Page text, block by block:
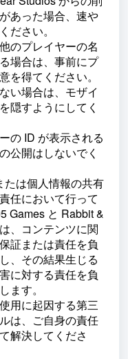
あった場合、速や
ださい。
のプレイヤーの名
場合は、事前にプ
を得てください。
い場合は、モザイ
隠すようにしてく
の ID が表示される
公開はしないでく
たは個人情報の共有
任において行って
Games と Rabbit &
、コンテンツに関
証または責任を負
、その結果生じる
に対する責任を負
ます。
用に起因する第三
は、ご自身の責任
解決してくださ